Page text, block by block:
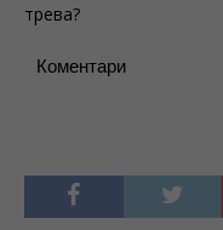
трева?
Коментари